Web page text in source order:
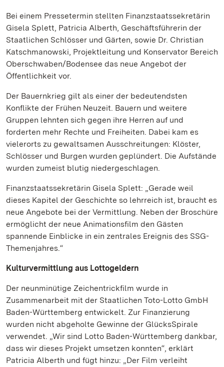
Bei einem Pressetermin stellten Finanzstaatssekretärin
Gisela Splett, Patricia Alberth, Geschäftsführerin der
Staatlichen Schlösser und Gärten, sowie Dr. Christian
Katschmanowski, Projektleitung und Konservator Bereich
Oberschwaben/Bodensee das neue Angebot der
Öffentlichkeit vor.
Der Bauernkrieg gilt als einer der bedeutendsten
Konflikte der Frühen Neuzeit. Bauern und weitere
Gruppen lehnten sich gegen ihre Herren auf und
forderten mehr Rechte und Freiheiten. Dabei kam es
vielerorts zu gewaltsamen Ausschreitungen: Klöster,
Schlösser und Burgen wurden geplündert. Die Aufstände
wurden zumeist blutig niedergeschlagen.
Finanzstaatssekretärin Gisela Splett: „Gerade weil
dieses Kapitel der Geschichte so lehrreich ist, braucht es
neue Angebote bei der Vermittlung. Neben der Broschüre
ermöglicht der neue Animationsfilm den Gästen
spannende Einblicke in ein zentrales Ereignis des SSG-
Themenjahres.“
Kulturvermittlung aus Lottogeldern
Der neunminütige Zeichentrickfilm wurde in
Zusammenarbeit mit der Staatlichen Toto-Lotto GmbH
Baden-Württemberg entwickelt. Zur Finanzierung
wurden nicht abgeholte Gewinne der GlücksSpirale
verwendet. „Wir sind Lotto Baden-Württemberg dankbar,
dass wir dieses Projekt umsetzen konnten“, erklärt
Patricia Alberth und fügt hinzu: „Der Film verleiht